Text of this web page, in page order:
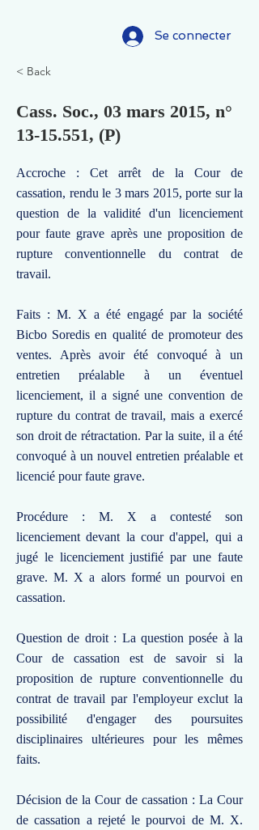
Se connecter
< Back
Cass. Soc., 03 mars 2015, n°
13-15.551, (P)
Accroche : Cet arrêt de la Cour de
cassation, rendu le 3 mars 2015, porte sur la
question de la validité d'un licenciement
pour faute grave après une proposition de
rupture conventionnelle du contrat de
travail.
Faits : M. X a été engagé par la société
Bicbo Soredis en qualité de promoteur des
ventes. Après avoir été convoqué à un
entretien préalable à un éventuel
licenciement, il a signé une convention de
rupture du contrat de travail, mais a exercé
son droit de rétractation. Par la suite, il a été
convoqué à un nouvel entretien préalable et
licencié pour faute grave.
Procédure : M. X a contesté son
licenciement devant la cour d'appel, qui a
jugé le licenciement justifié par une faute
grave. M. X a alors formé un pourvoi en
cassation.
Question de droit : La question posée à la
Cour de cassation est de savoir si la
proposition de rupture conventionnelle du
contrat de travail par l'employeur exclut la
possibilité d'engager des poursuites
disciplinaires ultérieures pour les mêmes
faits.
Décision de la Cour de cassation : La Cour
de cassation a rejeté le pourvoi de M. X.